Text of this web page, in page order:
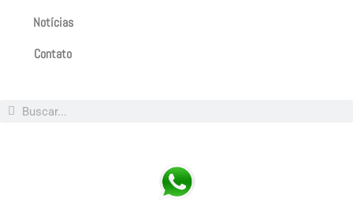
Notícias
Contato